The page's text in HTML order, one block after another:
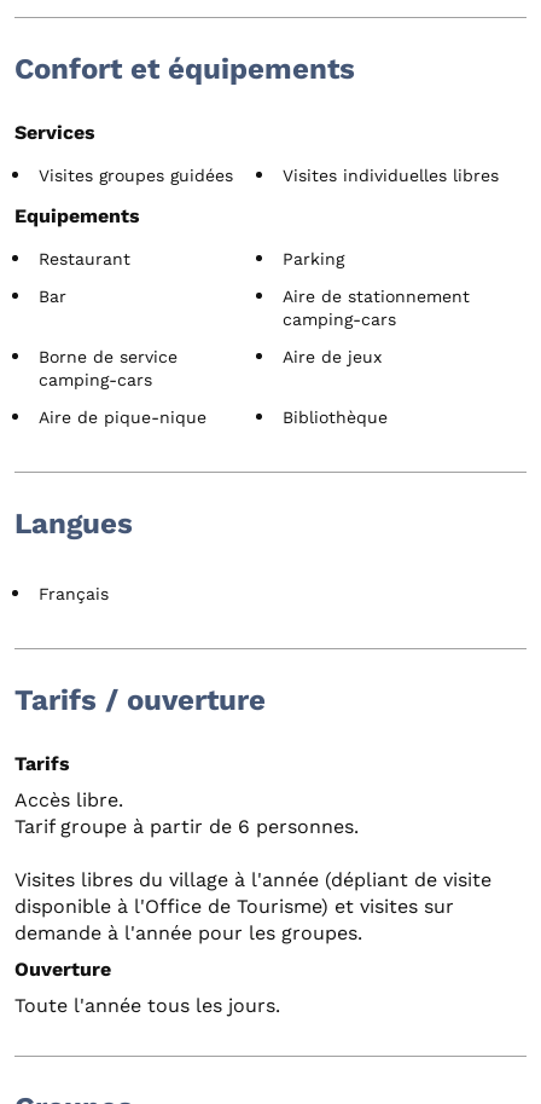
Confort et équipements
Services
Visites groupes guidées Visites individuelles libres
Equipements
Restaurant
Parking
Bar
Aire de stationnement
camping-cars
Borne de service
camping-cars
Aire de jeux
Aire de pique-nique Bibliothèque
Langues
Français
Tarifs / ouverture
Tarifs
Accès libre.
Tarif groupe à partir de 6 personnes.
Visites libres du village à l'année (dépliant de visite
disponible à l'Office de Tourisme) et visites sur
demande à l'année pour les groupes.
Ouverture
Toute l'année tous les jours.